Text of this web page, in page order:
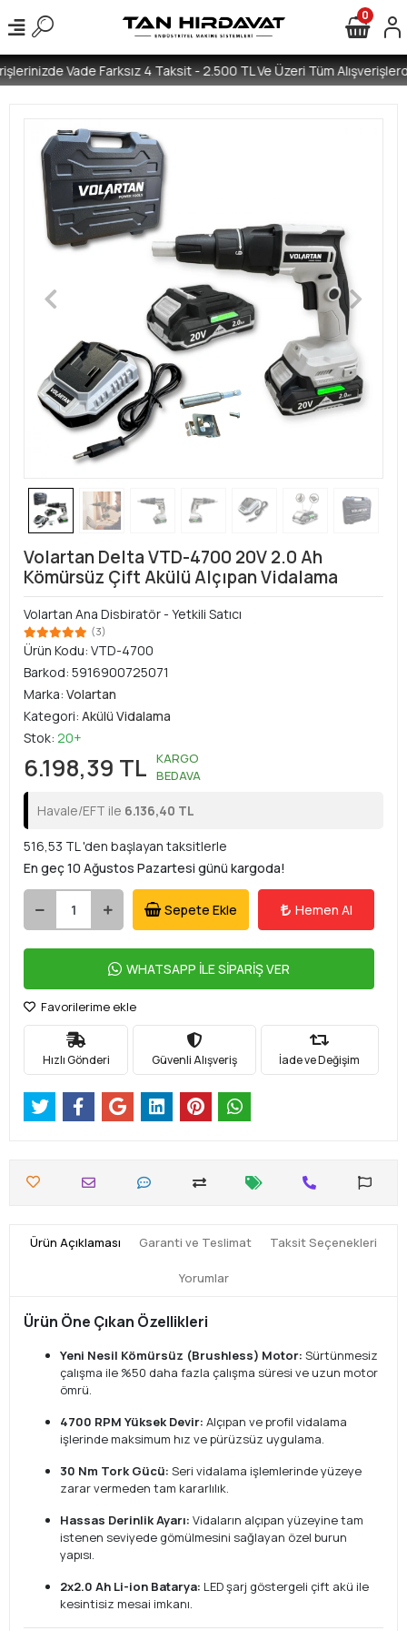
Vade Farksız 4 Taksit - 2.500 TL Ve Üzeri Tüm
0
Volartan Delta VTD-4700 20V 2.0 Ah
Kömürsüz Çift Akülü Alçıpan Vidalama
Volartan Ana Disbiratör - Yetkili Satıcı
(3)
Ürün Kodu: VTD-4700
Barkod: 5916900725071
Marka: Volartan
Kategori: Akülü Vidalama
Stok: 20+
6.198,39 TL
KARGO
BEDAVA
Havale/EFT ile 6.136,40 TL
516,53 TL 'den başlayan taksitlerle
En geç 10 Ağustos Pazartesi günü kargoda!
Sepete Ekle Hemen Al
WHATSAPP İLE SİPARİŞ VER
Favorilerime ekle
Hızlı Gönderi Güvenli Alışveriş İade ve Değişim
Ürün Açıklaması Garanti ve Teslimat Taksit Seçenekleri
Yorumlar
Ürün Öne Çıkan Özellikleri
Yeni Nesil Kömürsüz (Brushless) Motor: Sürtünmesiz
çalışma ile %50 daha fazla çalışma süresi ve uzun motor
ömrü.
4700 RPM Yüksek Devir: Alçıpan ve profil vidalama
işlerinde maksimum hız ve pürüzsüz uygulama.
30 Nm Tork Gücü: Seri vidalama işlemlerinde yüzeye
zarar vermeden tam kararlılık.
Hassas Derinlik Ayarı: Vidaların alçıpan yüzeyine tam
istenen seviyede gömülmesini sağlayan özel burun
yapısı.
2x2.0 Ah Li-ion Batarya: LED şarj göstergeli çift akü ile
kesintisiz mesai imkanı.